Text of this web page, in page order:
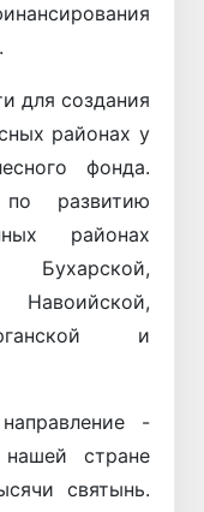
для создания
районах у
фонда.
развитию
районах
и
-
стране
святынь.